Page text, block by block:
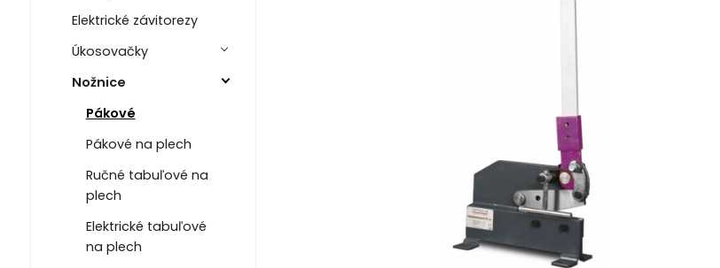
Elektrické závitorezy
Úkosovačky
Nožnice
Pákové
Pákové na plech
Ručné tabuľové na
plech
Elektrické tabuľové
na plech